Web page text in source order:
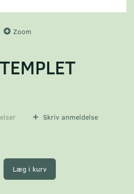
Zoom
Skriv anmeldelse
Læg i kurv